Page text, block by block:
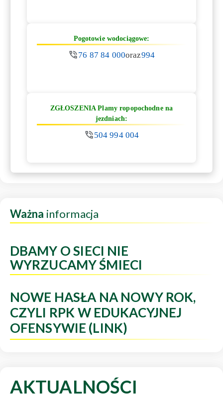
Pogotowie wodociągowe:
76 87 84 000oraz994
ZGŁOSZENIA Plamy ropopochodne na
jezdniach:
504 994 004
Ważna informacja
DBAMY O SIECI NIE
WYRZUCAMY ŚMIECI
NOWE HASŁA NA NOWY ROK,
CZYLI RPK W EDUKACYJNEJ
OFENSYWIE (LINK)
AKTUALNOŚCI